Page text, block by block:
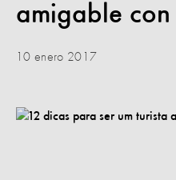
amigable
10 enero 2017